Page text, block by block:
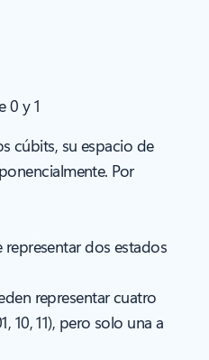
0 y 1
cúbits, su espacio de
Por
dos estados
representar cuatro
10, 11), pero solo una a